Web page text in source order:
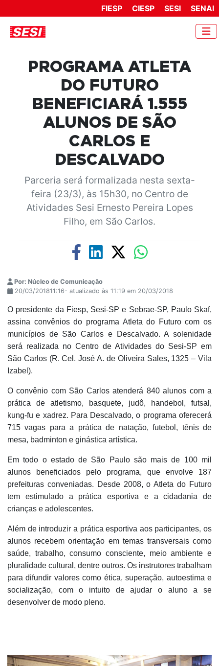
FIESP CIESP SESI SENAI
PROGRAMA ATLETA
DO FUTURO
BENEFICIARÁ 1.555
ALUNOS DE SÃO
CARLOS E
DESCALVADO
Parceria será formalizada nesta sexta-
feira (23/3), às 15h30, no Centro de
Atividades Sesi Ernesto Pereira Lopes
Filho, em São Carlos.
Por: Núcleo de Comunicação
20/03/201811:16- atualizado às 11:19 em 20/03/2018
O presidente da Fiesp, Sesi-SP e Sebrae-SP, Paulo Skaf,
assina convênios do programa Atleta do Futuro com os
municípios de São Carlos e Descalvado. A solenidade
será realizada no Centro de Atividades do Sesi-SP em
São Carlos (R. Cel. José A. de Oliveira Sales, 1325 – Vila
Izabel).
O convênio com São Carlos atenderá 840 alunos com a
prática de atletismo, basquete, judô, handebol, futsal,
kung-fu e xadrez. Para Descalvado, o programa oferecerá
715 vagas para a prática de natação, futebol, tênis de
mesa, badminton e ginástica artística.
Em todo o estado de São Paulo são mais de 100 mil
alunos beneficiados pelo programa, que envolve 187
prefeituras conveniadas. Desde 2008, o Atleta do Futuro
tem estimulado a prática esportiva e a cidadania de
crianças e adolescentes.
Além de introduzir a prática esportiva aos participantes, os
alunos recebem orientação em temas transversais como
saúde, trabalho, consumo consciente, meio ambiente e
pluralidade cultural, dentre outros. Os instrutores trabalham
para difundir valores como ética, superação, autoestima e
socialização, com o intuito de ajudar o aluno a se
desenvolver de modo pleno.